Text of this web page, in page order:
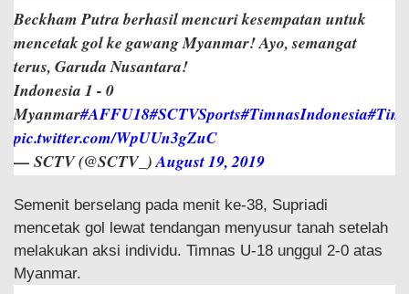
Beckham Putra berhasil mencuri kesempatan untuk
mencetak gol ke gawang Myanmar! Ayo, semangat
terus, Garuda Nusantara!
Indonesia 1 - 0
Myanmar#AFFU18#SCTVSports#TimnasIndonesia
pic.twitter.com/WpUUn3gZuC
— SCTV (@SCTV_)August 19, 2019
Semenit berselang pada menit ke-38, Supriadi
mencetak gol lewat tendangan menyusur tanah setelah
melakukan aksi individu. Timnas U-18 unggul 2-0 atas
Myanmar.